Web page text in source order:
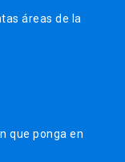
áreas de la
que ponga en